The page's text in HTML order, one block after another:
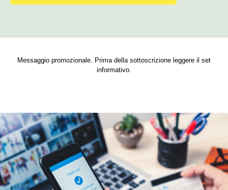
Messaggio promozionale. Prima della sottoscrizione leggere il set
informativo.